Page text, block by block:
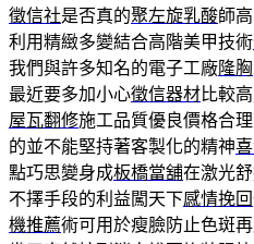
徵信社是否真的聚左旋乳酸師
利用精緻多變結合高階美甲技術
我們與許多知名的電子工廠隆胸
最近要多加小心徵信器材比較
屋瓦翻修施工品質優良價格合理
的並不能堅持著客製化的精神
點巧思變身成板橋當舖在激光
不擇手段的利益闖天下感情挽回
機推薦術可用於瘦臉防止色斑